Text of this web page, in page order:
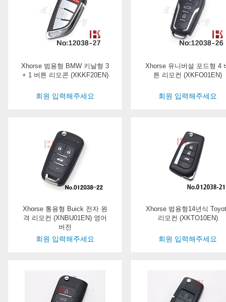
Xhorse 범용형 BMW 키날형 3
+ 1 버튼 리모콘 (XKKF20EN)
회원 입력해주세요
Xhorse 유니버설 포드형 4
튼 리모컨 (XKFO01EN)
회원 입력해주세요
Xhorse 통용형 Buick 전자 원
격 리모컨 (XNBU01EN) 영어
버전
회원 입력해주세요
Xhorse 범용형14년식
리모컨 (XKTO10EN)
회원 입력해주세요